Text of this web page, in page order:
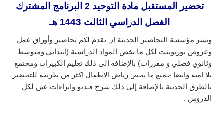
تحضير المستقبل مادة التوحيد 2 البرنامج المشترك
الفصل الدراسي الثالث 1443 هـ
ويسر مؤسسة التحاضير الحديثة ان تقدم لكم تحاضير وأوراق عمل
وعروض بوربوينت لكل ما يخص المواد الدراسية (ابتدائي ومتوسط
وثانوي فصلي و مقررات) بالإضافة إلى ذلك تعليم الكبيرات ومجتمع
بلا امية وايضا جميع ما يخص رياض الاطفال اكثر من طريقة للتحضير
بالطرق الحديثة بالإضافة إلى ذلك شرح فيديو واثراءات عين لكل
الدروس .